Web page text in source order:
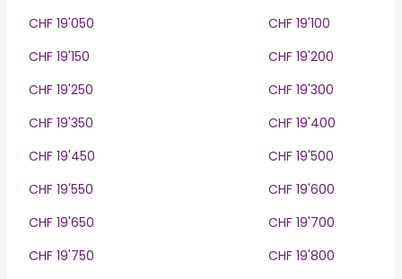
CHF 19'050
CHF 19'100
CHF 19'150
CHF 19'200
CHF 19'250
CHF 19'300
CHF 19'350
CHF 19'400
CHF 19'450
CHF 19'500
CHF 19'550
CHF 19'600
CHF 19'650
CHF 19'700
CHF 19'750
CHF 19'800